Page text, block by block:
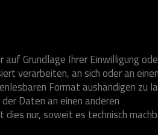
Grundlage Ihrer Einwilligung
verarbeiten, an sich oder an einen
Format aushändigen zu
Daten an einen anderen
nur, soweit es technisch